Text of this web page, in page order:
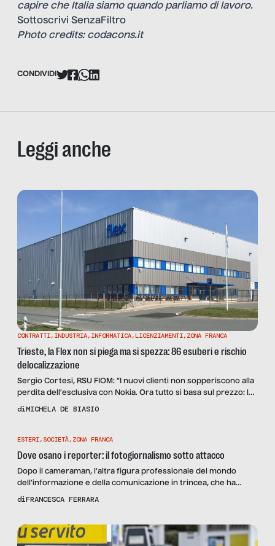
capire che Italia siamo quando parliamo di lavoro.
Sottoscrivi SenzaFiltro
Photo credits: codacons.it
CONDIVIDI
Leggi anche
CONTRATTI, INDUSTRIA, INFORMATICA,LICENZIAMENTI, ZONA FRANCA
Trieste, la Flex non si piega ma si spezza: 86 esuberi e rischio
delocalizzazione
Sergio Cortesi, RSU FIOM: “I nuovi clienti non sopperiscono alla
perdita dell’esclusiva con Nokia. Ora tutto si basa sul prezzo: la
produzione si sposterà nei Paesi low cost”. Ma l’azienda è
diMICHELA DE BIASIO
ESTERI, SOCIETÀ, ZONA FRANCA
Dove osano i reporter: il fotogiornalismo sotto attacco
Dopo il cameraman, l’altra figura professionale del mondo
dell’informazione e della comunicazione in trincea, che ha
combattuto con le problematiche dovute alla pandemia da
maggiori criticità sul campo: dalle misure di sicurezza che in
qualche modo restringono […]
diFRANCESCA FERRARA